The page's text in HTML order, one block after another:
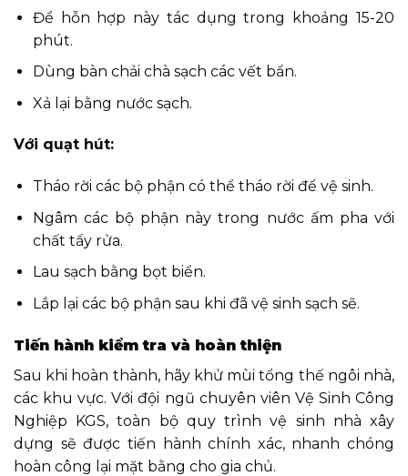
Để hỗn hợp này tác dụng trong khoảng 15-20
phút.
Dùng bàn chải chà sạch các vết bẩn.
Xả lại bằng nước sạch.
Với quạt hút:
Tháo rời các bộ phận có thể tháo rời để vệ sinh.
Ngâm các bộ phận này trong nước ấm pha với
chất tẩy rửa.
Lau sạch bằng bọt biển.
Lắp lại các bộ phận sau khi đã vệ sinh sạch sẽ.
Tiến hành kiểm tra và hoàn thiện
Sau khi hoàn thành, hãy khử mùi tổng thế ngôi nhà,
các khu vực. Với đội ngũ chuyên viên Vệ Sinh Công
Nghiệp KGS, toàn bộ quy trình vệ sinh nhà xây
dựng sẽ được tiến hành chính xác, nhanh chóng
hoàn công lại mặt bằng cho gia chủ.